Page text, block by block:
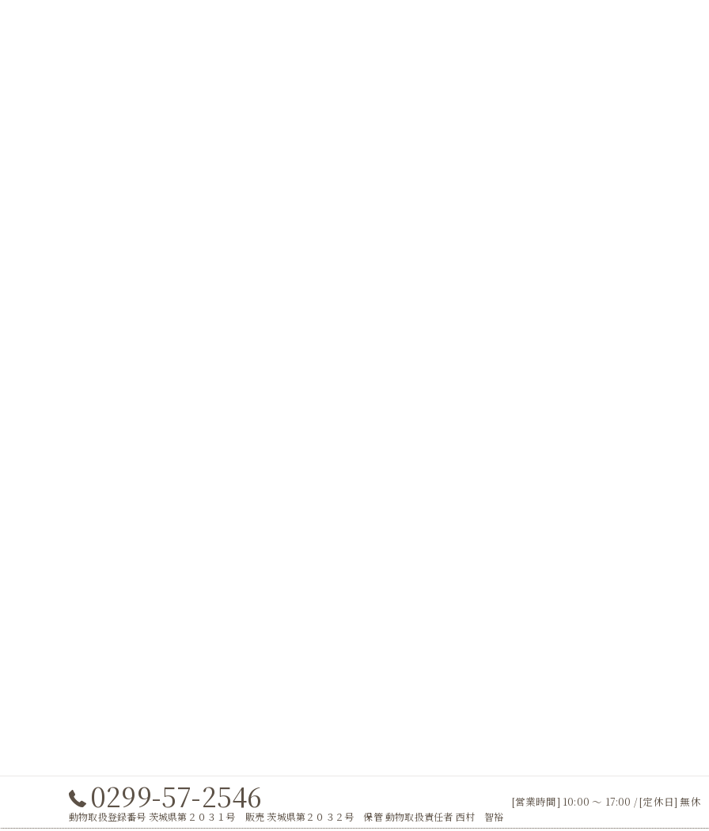
0299-57-2546
動物取扱登録番号 茨城県第２０３１号 販売 茨城県第２０３２号 保管 動物取扱責任者 西村 智裕
[営業時間] 10:00 〜 17:00 / [定休日] 無休